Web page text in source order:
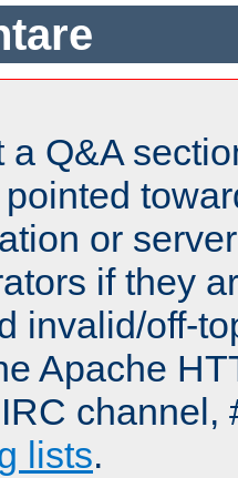
a Q&A
or
if they
invalid/off-
Apache
channel,
lists.